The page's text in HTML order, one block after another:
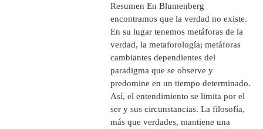
Resumen En Blumenberg
encontramos que la verdad no existe.
En su lugar tenemos metáforas de la
verdad, la metaforología; metáforas
cambiantes dependientes del
paradigma que se observe y
predomine en un tiempo determinado.
Así, el entendimiento se limita por el
ser y sus circunstancias. La filosofía,
más que verdades, mantiene una